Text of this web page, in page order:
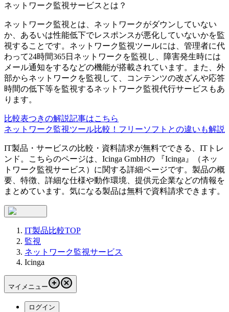
ネットワーク監視サービス とは？
ネットワーク監視とは、ネットワークがダウンしていない
か、あるいは性能低下でレスポンスが悪化していないかを監
視することです。ネットワーク監視ツールには、管理者に代
わって24時間365日ネットワークを監視し、障害発生時には
メール通知をするなどの機能が搭載されています。また、外
部からネットワークを監視して、コンテンツの改ざんや応答
時間の低下等を監視するネットワーク監視代行サービスもあ
ります。
比較表つきの解説記事はこちら
ネットワーク監視ツール比較！フリーソフトとの違いも解説
IT製品・サービスの比較・資料請求が無料でできる、ITトレ
ンド。こちらのページは、 Icinga GmbHの 『Icinga 』（ネッ
トワーク監視サービス ）に関する詳細ページです。製品の概
要、特徴、詳細な仕様や動作環境、提供元企業などの情報を
まとめています。気になる製品は無料で資料請求できます。
IT製品比較TOP
監視
ネットワーク監視サービス
Icinga
マイメニュー
ログイン